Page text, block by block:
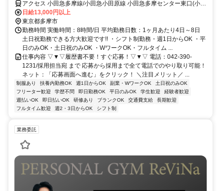
アクセス 小田急多摩線/小田急小田原線 小田急多摩センター東口(小田
急)徒歩約5分、京王相模原線 京王多摩センター東口(京王)徒歩約5
分、多摩都市モノレール線 多摩センター出口2徒歩約7分
日給13,000円以上
東京都多摩市
勤務時間 実働時間：8時間/日 平均勤務日数：1ヶ月あたり4日～8日
土日祝勤務できる方大歓迎です!! ・シフト制勤務・週1日からOK ・平
日のみOK・土日祝のみOK ・WワークOK・フルタイム ...
仕事内容 ▽▼▽履歴書不要！すぐ応募！▽▼▽ 電話：042-390-
1231/採用担当宛 まで 応募から採用まで全て電話でのやり取り可能！
ネット：「応募画面へ進む」をクリック！ ＼注目メリット／ ...
制服あり 扶養内勤務OK 週1日からOK 副業・WワークOK
土日祝のみOK
フリーター歓迎
学歴不問 即日勤務OK 平日のみOK 学生歓迎
経験者歓迎
週払いOK
即日払いOK 研修あり ブランクOK 交通費支給
長期歓迎
フルタイム歓迎
週2・3日からOK シフト制
業務委託